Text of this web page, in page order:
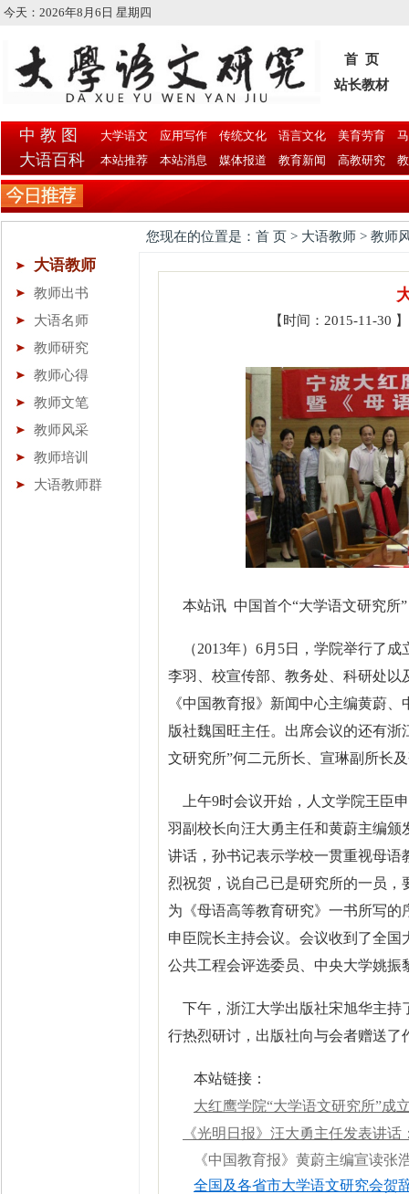
今天： 2026年8月6日 星期四
首 页
站长教材
中 教 图
大语百科
大学语文 应用写作 传统文化 语言文化 美育劳育
本站推荐
本站消息 媒体报道 教育新闻 高教研究
您现在的位置是：首 页 > 大语教师 > 教师
大语教师
教师出书
大语名师
教师研究
教师心得
教师文笔
教师风采
教师培训
大语教师群
【时间：2015-11-30
本站讯 中国首个“大学语文研究所
（2013年）6月5日，学院举行了成
李羽、校宣传部、教务处、科研处
《中国教育报》新闻中心主编黄蔚
版社魏国旺主任。出席会议的还有
文研究所”何二元所长、宣琳副所长
上午9时会议开始，人文学院王臣
羽副校长向汪大勇主任和黄蔚主编
讲话，孙书记表示学校一贯重视母语
烈祝贺，说自己已是研究所的一员
为《母语高等教育研究》一书所写
申臣院长主持会议。会议收到了全
公共工程会评选委员、中央大学姚振
下午，浙江大学出版社宋旭华主持
行热烈研讨，出版社向与会者赠送了
本站链接：
大红鹰学院“大学语文研究所”成
《光明日报》汪大勇主任发表讲
《中国教育报》黄蔚主编宣读张
全国及各省市大学语文研究会贺